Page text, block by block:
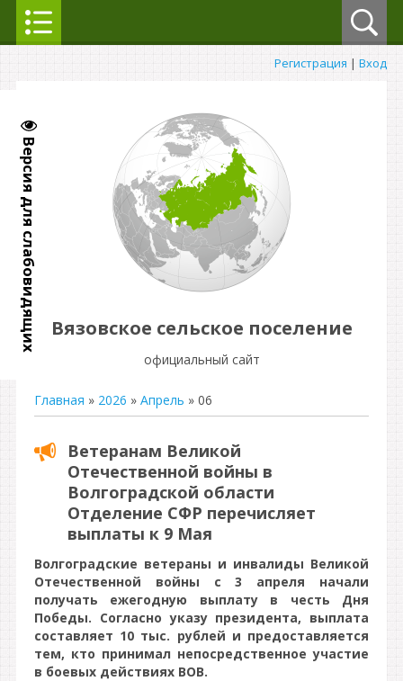
Версия для слабовидящих
Регистрация | Вход
Вязовское сельское поселение
официальный сайт
Главная » 2026 » Апрель » 06
Ветеранам Великой
Отечественной войны в
Волгоградской области
Отделение СФР перечисляет
выплаты к 9 Мая
Волгоградские ветераны и инвалиды Великой
Отечественной войны с 3 апреля начали
получать ежегодную выплату в честь Дня
Победы. Согласно указу президента, выплата
составляет 10 тыс. рублей и предоставляется
тем, кто принимал непосредственное участие
в боевых действиях ВОВ.